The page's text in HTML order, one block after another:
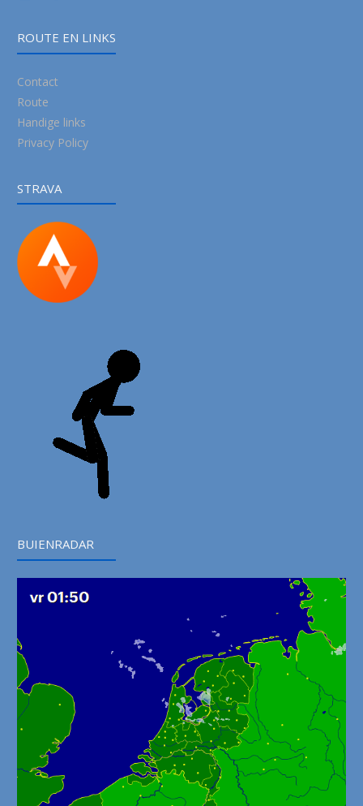
ROUTE EN LINKS
Contact
Route
Handige links
Privacy Policy
STRAVA
BUIENRADAR